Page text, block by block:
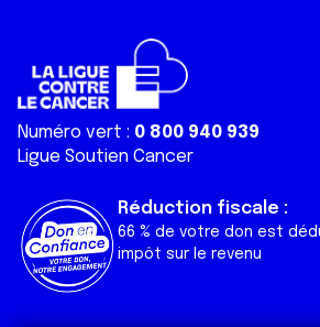
Numéro vert : 0 800 940 939
Ligue Soutien Cancer
Réduction fiscale :
66 % de votre don est
impôt sur le revenu